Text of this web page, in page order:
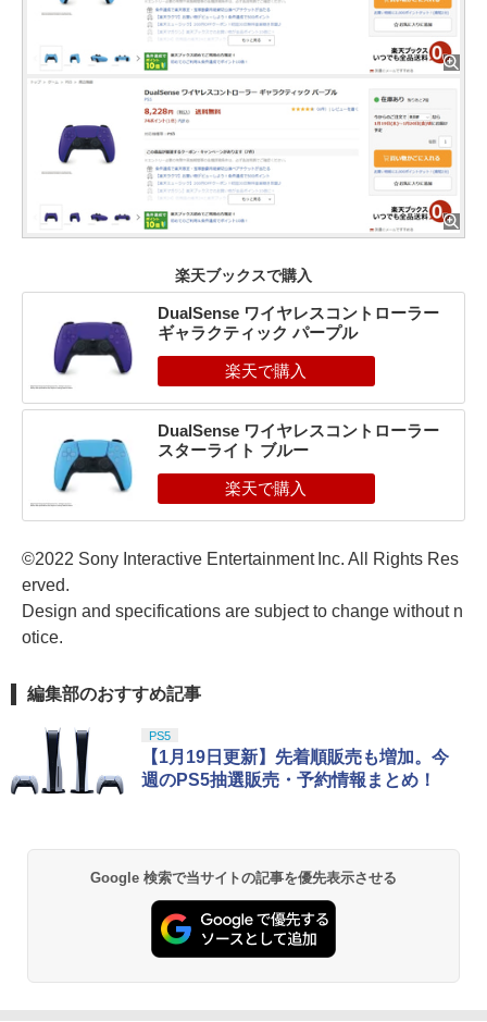
楽天ブックスで購入
DualSense ワイヤレスコントローラー
ギャラクティック パープル
DualSense ワイヤレスコントローラー
スターライト ブルー
©2022 Sony Interactive Entertainment Inc. All Rights Res
erved.
Design and specifications are subject to change without n
otice.
編集部のおすすめ記事
PS5
【1月19日更新】先着順販売も増加。今
週のPS5抽選販売・予約情報まとめ！
Google 検索で当サイトの記事を優先表示させる